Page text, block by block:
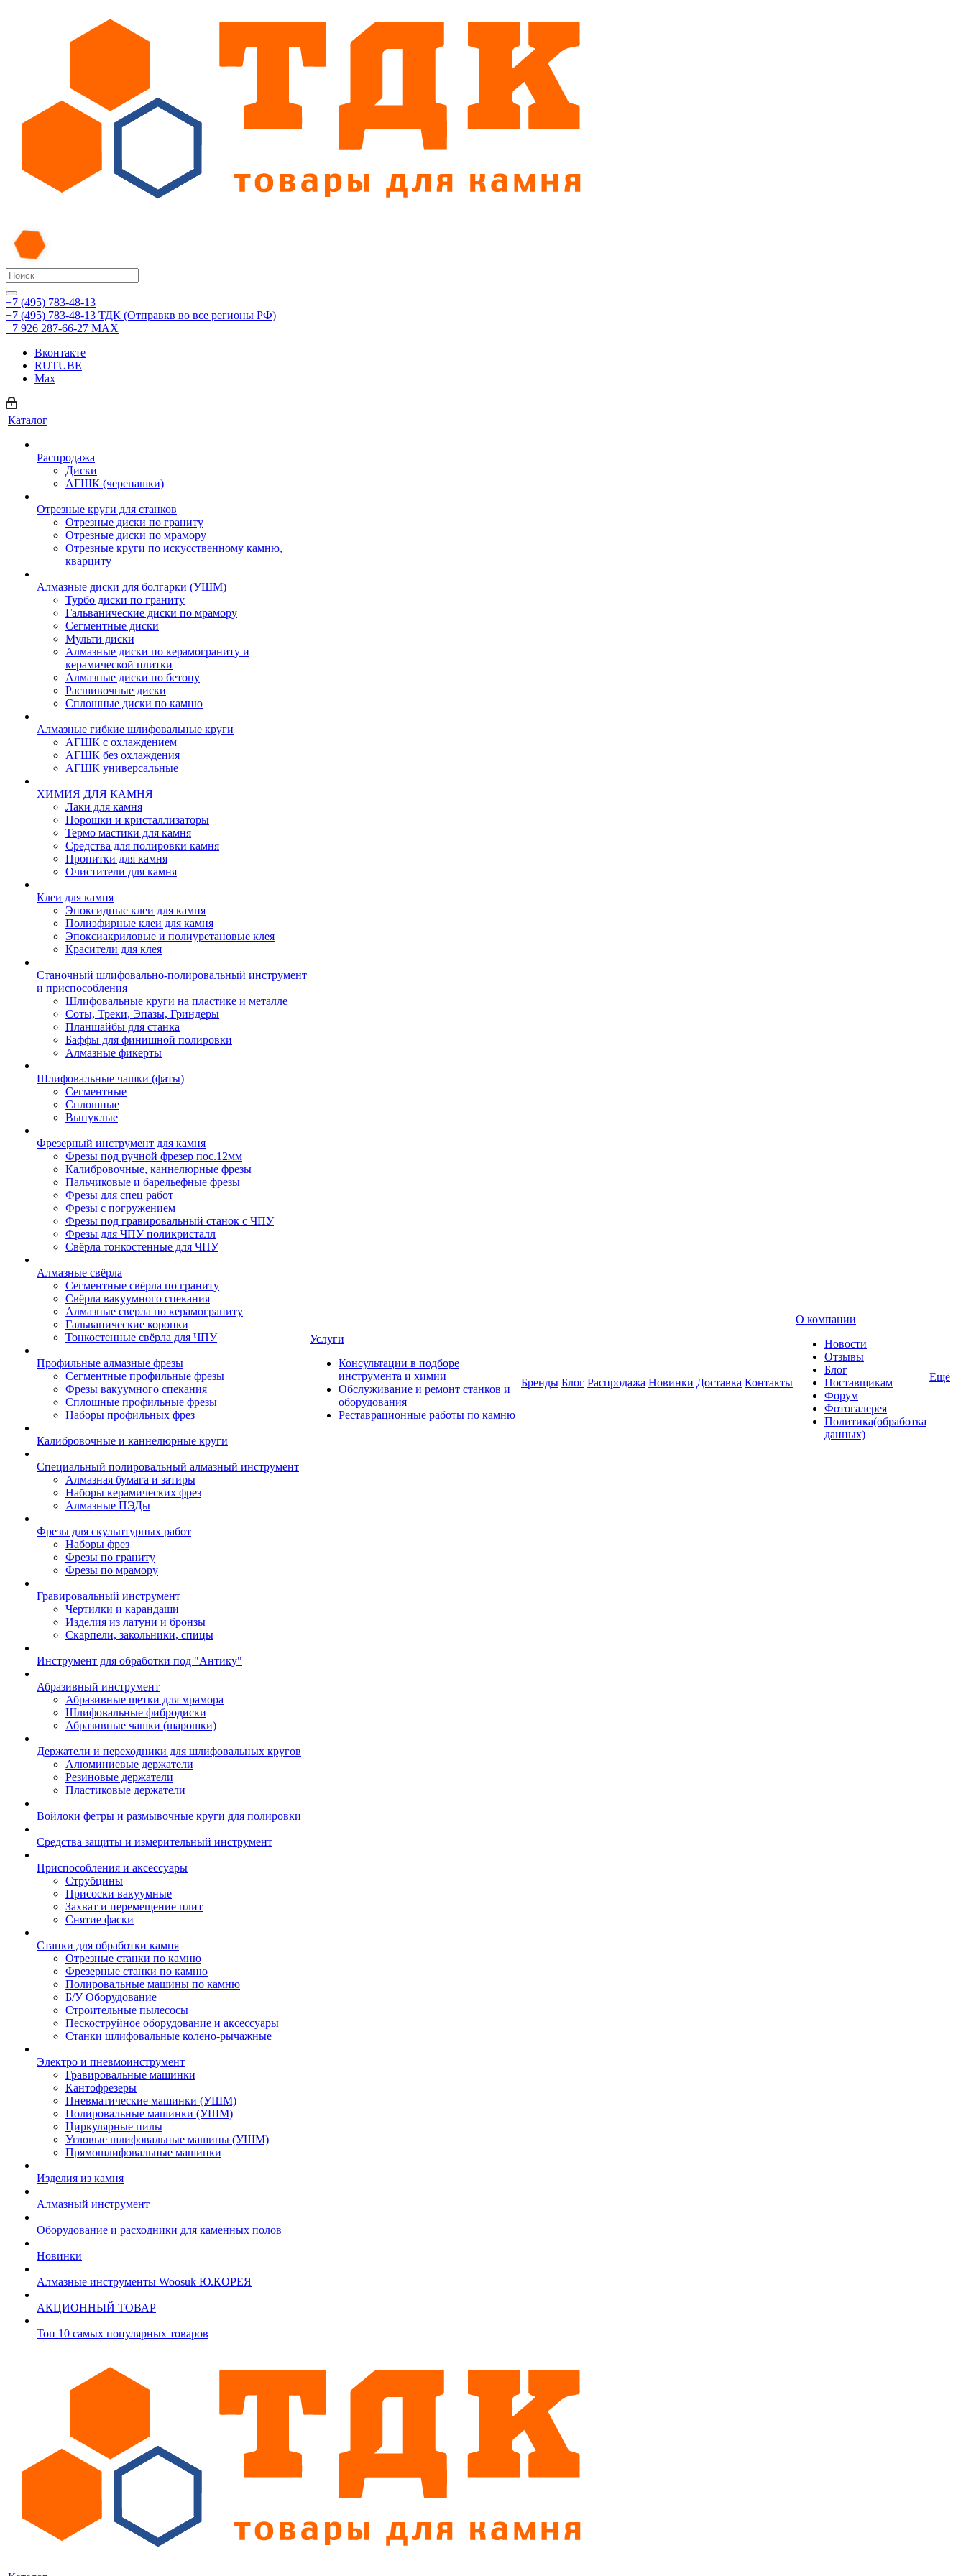
+7 (495) 783-48-13
+7 (495) 783-48-13 ТДК (Отправкв во все регионы РФ)
+7 926 287-66-27 МАХ
Вконтакте
RUTUBE
Max
Каталог
Распродажа
Диски
АГШК (черепашки)
Отрезные круги для станков
Отрезные диски по граниту
Отрезные диски по мрамору
Отрезные круги по искусственному камню,
кварциту
Алмазные диски для болгарки (УШМ)
Турбо диски по граниту
Гальванические диски по мрамору
Сегментные диски
Мульти диски
Алмазные диски по керамограниту и
керамической плитки
Алмазные диски по бетону
Расшивочные диски
Сплошные диски по камню
Алмазные гибкие шлифовальные круги
АГШК с охлаждением
АГШК без охлаждения
АГШК универсальные
ХИМИЯ ДЛЯ КАМНЯ
Лаки для камня
Порошки и кристаллизаторы
Термо мастики для камня
Средства для полировки камня
Пропитки для камня
Очистители для камня
Клеи для камня
Эпоксидные клеи для камня
Полиэфирные клеи для камня
Эпоксиакриловые и полиуретановые клея
Красители для клея
Станочный шлифовально-полировальный инструмент
и приспособления
Шлифовальные круги на пластике и металле
Соты, Треки, Эпазы, Гриндеры
Планшайбы для станка
Баффы для финишной полировки
Алмазные фикерты
Шлифовальные чашки (фаты)
Сегментные
Сплошные
Выпуклые
Фрезерный инструмент для камня
Фрезы под ручной фрезер пос.12мм
Калибровочные, каннелюрные фрезы
Пальчиковые и барельефные фрезы
Фрезы для спец работ
Фрезы с погружением
Фрезы под гравировальный станок с ЧПУ
Фрезы для ЧПУ поликристалл
Свёрла тонкостенные для ЧПУ
Алмазные свёрла
Сегментные свёрла по граниту
Свёрла вакуумного спекания
Алмазные сверла по керамограниту
Гальванические коронки
Тонкостенные свёрла для ЧПУ
Профильные алмазные фрезы
Сегментные профильные фрезы
Фрезы вакуумного спекания
Сплошные профильные фрезы
Наборы профильных фрез
Калибровочные и каннелюрные круги
Специальный полировальный алмазный инструмент
Алмазная бумага и затиры
Наборы керамических фрез
Алмазные ПЭДы
Фрезы для скульптурных работ
Наборы фрез
Фрезы по граниту
Фрезы по мрамору
Гравировальный инструмент
Чертилки и карандаши
Изделия из латуни и бронзы
Скарпели, закольники, спицы
Инструмент для обработки под "Антику"
Абразивный инструмент
Абразивные щетки для мрамора
Шлифовальные фибродиски
Абразивные чашки (шарошки)
Держатели и переходники для шлифовальных кругов
Алюминиевые держатели
Резиновые держатели
Пластиковые держатели
Войлоки фетры и размывочные круги для полировки
Средства защиты и измерительный инструмент
Приспособления и аксессуары
Струбцины
Присоски вакуумные
Захват и перемещение плит
Снятие фаски
Станки для обработки камня
Отрезные станки по камню
Фрезерные станки по камню
Полировальные машины по камню
Б/У Оборудование
Строительные пылесосы
Пескоструйное оборудование и аксессуары
Станки шлифовальные колено-рычажные
Электро и пневмоинструмент
Гравировальные машинки
Кантофрезеры
Пневматические машинки (УШМ)
Полировальные машинки (УШМ)
Циркулярные пилы
Угловые шлифовальные машины (УШМ)
Прямошлифовальные машинки
Изделия из камня
Алмазный инструмент
Оборудование и расходники для каменных полов
Новинки
Алмазные инструменты Woosuk Ю.КОРЕЯ
АКЦИОННЫЙ ТОВАР
Топ 10 самых популярных товаров
Услуги
Консультации в подборе
инструмента и химии
Обслуживание и ремонт станков и
оборудования
Реставрационные работы по камню
Бренды Блог Распродажа Новинки Доставка Контакты
О компании
Новости
Отзывы
Блог
Поставщикам
Форум
Фотогалерея
Политика(обработка
данных)
Ещё